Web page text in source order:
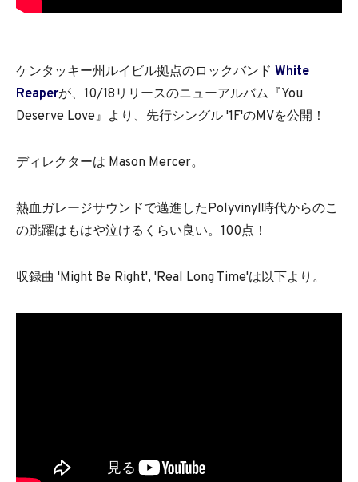
ケンタッキー州ルイビル拠点のロックバンド White
Reaperが、10/18リリースのニューアルバム『You
Deserve Love』より、先行シングル '1F'のMVを公開！
ディレクターは Mason Mercer。
熱血ガレージサウンドで邁進したPolyvinyl時代からのこ
の跳躍はもはや泣けるくらい良い。100点！
収録曲 'Might Be Right', 'Real Long Time'は以下より。